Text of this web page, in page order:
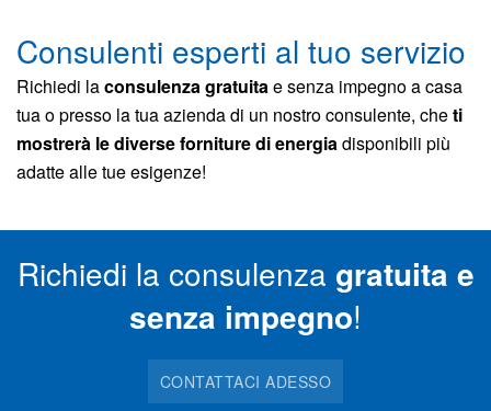
Consulenti esperti al tuo servizio
Richiedi laconsulenza gratuitae senza impegno a casa
tua o presso la tua azienda di un nostro consulente, cheti
mostrerà le diverse forniture di energiadisponibili più
adatte alle tue esigenze!
Richiedi la consulenza gratuita e
senza impegno!
CONTATTACI ADESSO